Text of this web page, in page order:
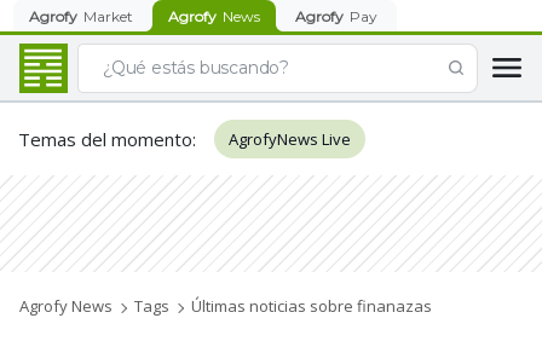
Agrofy Market Agrofy News Agrofy Pay
Temas del momento: AgrofyNews Live
Agrofy News Tags Últimas noticias sobre finanazas